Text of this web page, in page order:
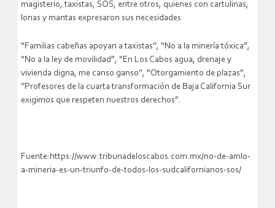
magisterio, taxistas, SOS, entre otros, quienes con cartulinas,
lonas y mantas expresaron sus necesidades
“Familias cabeñas apoyan a taxistas’’, “No a la minería tóxica”,
“No a la ley de movilidad”, “En Los Cabos agua, drenaje y
vivienda digna, me canso ganso’’, “Otorgamiento de plazas”,
’’Profesores de la cuarta transformación de Baja California Sur
exigimos que respeten nuestros derechos”.
Fuente:https://www.tribunadeloscabos.com.mx/no-de-amlo-
a-mineria-es-un-triunfo-de-todos-los-sudcalifornianos-sos/